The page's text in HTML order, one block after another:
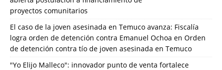
proyectos comunitarios
El caso de la joven asesinada en Temuco avanza: Fiscalía
logra orden de detención contra Emanuel Ochoa en Orden
de detención contra tío de joven asesinada en Temuco
"Yo Elijo Malleco": innovador punto de venta fortalece